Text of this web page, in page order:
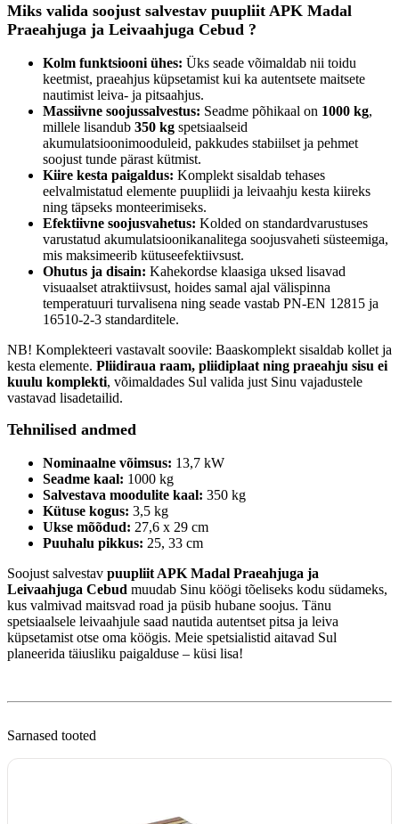
Miks valida soojust salvestav puupliit APK Madal
Praeahjuga ja Leivaahjuga Cebud ?
Kolm funktsiooni ühes: Üks seade võimaldab nii toidu
keetmist, praeahjus küpsetamist kui ka autentsete maitsete
nautimist leiva- ja pitsaahjus.
Massiivne soojussalvestus: Seadme põhikaal on 1000 kg,
millele lisandub 350 kg spetsiaalseid
akumulatsioonimooduleid, pakkudes stabiilset ja pehmet
soojust tunde pärast kütmist.
Kiire kesta paigaldus: Komplekt sisaldab tehases
eelvalmistatud elemente puupliidi ja leivaahju kesta kiireks
ning täpseks monteerimiseks.
Efektiivne soojusvahetus: Kolded on standardvarustuses
varustatud akumulatsioonikanalitega soojusvaheti süsteemiga,
mis maksimeerib kütuseefektiivsust.
Ohutus ja disain: Kahekordse klaasiga uksed lisavad
visuaalset atraktiivsust, hoides samal ajal välispinna
temperatuuri turvalisena ning seade vastab PN-EN 12815 ja
16510-2-3 standarditele.
NB! Komplekteeri vastavalt soovile: Baaskomplekt sisaldab kollet ja
kesta elemente. Pliidiraua raam, pliidiplaat ning praeahju sisu ei
kuulu komplekti, võimaldades Sul valida just Sinu vajadustele
vastavad lisadetailid.
Tehnilised andmed
Nominaalne võimsus: 13,7 kW
Seadme kaal: 1000 kg
Salvestava moodulite kaal: 350 kg
Kütuse kogus: 3,5 kg
Ukse mõõdud: 27,6 x 29 cm
Puuhalu pikkus: 25, 33 cm
Soojust salvestav puupliit APK Madal Praeahjuga ja
Leivaahjuga Cebud muudab Sinu köögi tõeliseks kodu südameks,
kus valmivad maitsvad road ja püsib hubane soojus. Tänu
spetsiaalsele leivaahjule saad nautida autentset pitsa ja leiva
küpsetamist otse oma köögis. Meie spetsialistid aitavad Sul
planeerida täiusliku paigalduse – küsi lisa!
Sarnased tooted